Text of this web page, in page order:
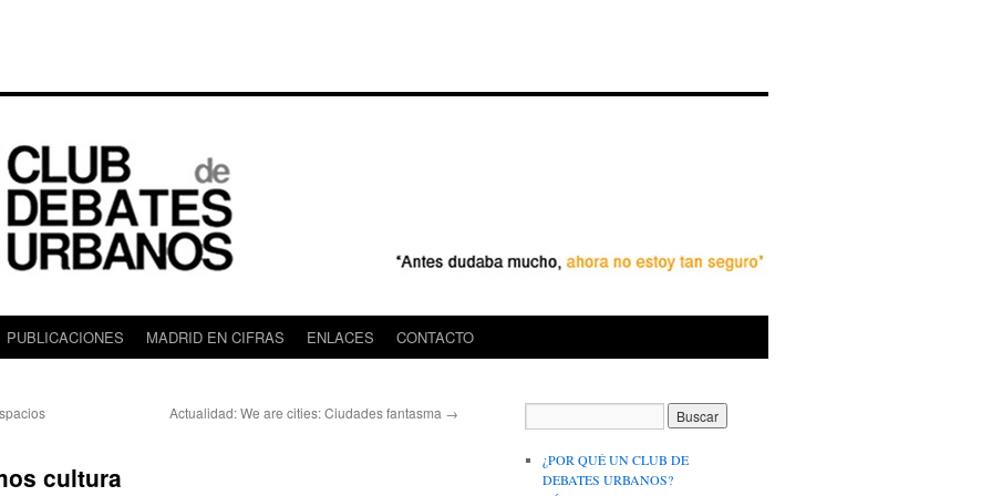
PUBLICACIONES MADRID EN CIFRAS ENLACES CONTACTO
Actualidad: We are cities: Ciudades fantasma →
cultura
¿POR QUÉ UN CLUB DE
DEBATES URBANOS?